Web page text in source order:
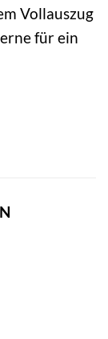
Vollauszug
für ein